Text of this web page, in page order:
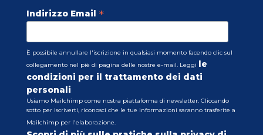
Indirizzo Email *
È possibile annullare l'iscrizione in qualsiasi momento facendo clic sul
collegamento nel piè di pagina delle nostre e-mail. Leggi le
condizioni per il trattamento dei dati
personali
Usiamo Mailchimp come nostra piattaforma di newsletter. Cliccando
sotto per iscriverti, riconosci che le tue informazioni saranno trasferite a
Mailchimp per l'elaborazione.